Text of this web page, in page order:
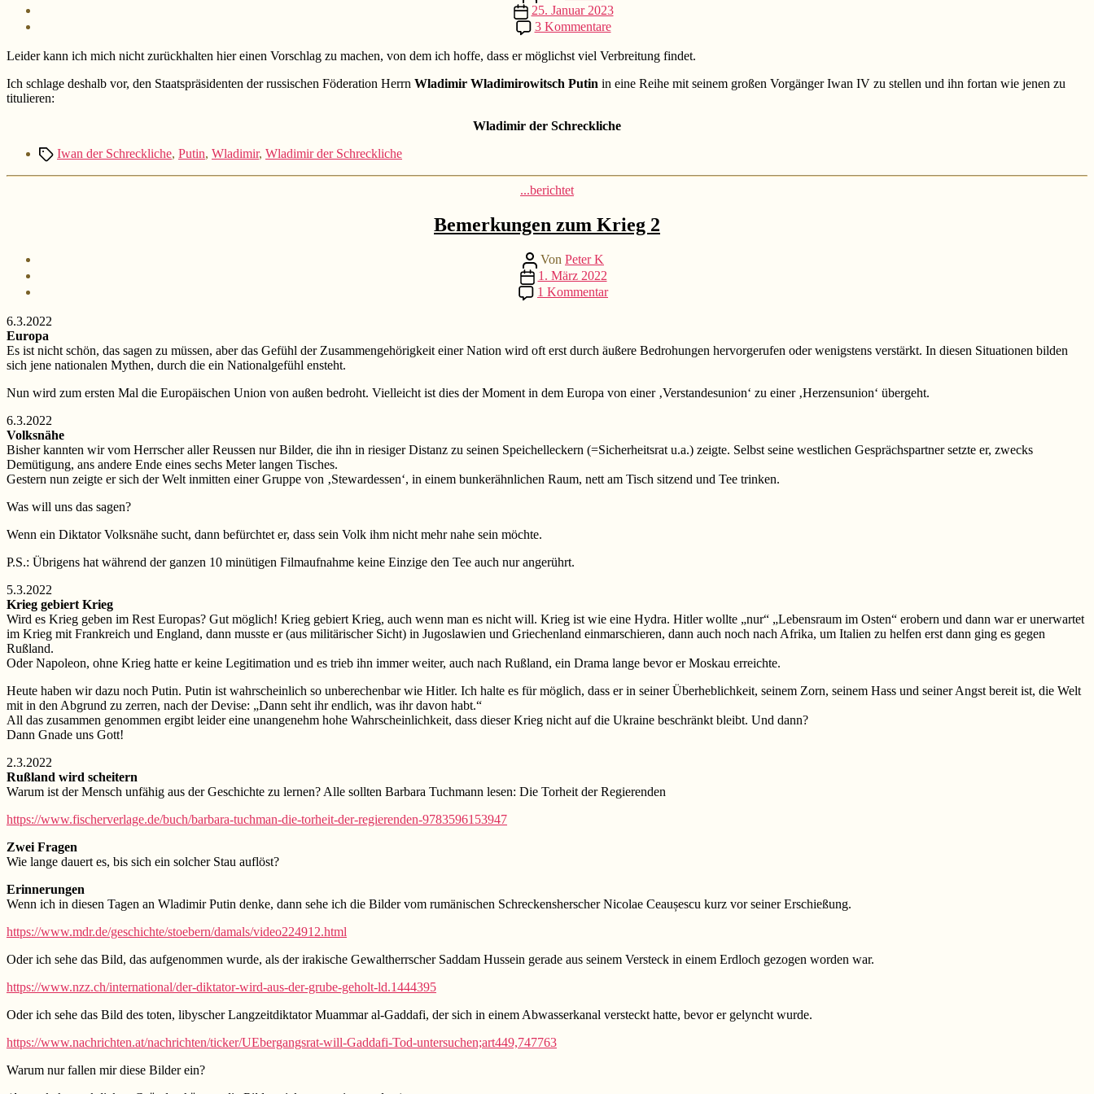
Beitragsdatum
25. Januar 2023
3 Kommentarezu
zu
Putin
Leider kann ich mich nicht zurückhalten hier einen Vorschlag zu machen, von dem ich hoffe, dass er möglichst viel Verbreitung findet.
Ich schlage deshalb vor, den Staatspräsidenten der russischen Föderation Herrn Wladimir Wladimirowitsch Putin in eine Reihe mit seinem großen Vorgänger Iwan IV zu stellen und ihn fortan wie jenen zu
titulieren:
Wladimir der Schreckliche
Schlagwörter
Iwan der Schreckliche, Putin, Wladimir, Wladimir der Schreckliche
Kategorien
...berichtet
Bemerkungen zum Krieg 2
Beitragsautor
Von Peter K
Beitragsdatum
1. März 2022
1 Kommentarzu
2
6.3.2022
Europa
Es ist nicht schön, das sagen zu müssen, aber das Gefühl der Zusammengehörigkeit einer Nation wird oft erst durch äußere Bedrohungen hervorgerufen oder wenigstens verstärkt. In diesen Situationen bilden
sich jene nationalen Mythen, durch die ein Nationalgefühl ensteht.
Nun wird zum ersten Mal die Europäischen Union von außen bedroht. Vielleicht ist dies der Moment in dem Europa von einer ‚Verstandesunion‘ zu einer ‚Herzensunion‘ übergeht.
6.3.2022
Volksnähe
Bisher kannten wir vom Herrscher aller Reussen nur Bilder, die ihn in riesiger Distanz zu seinen Speichelleckern (=Sicherheitsrat u.a.) zeigte. Selbst seine westlichen Gesprächspartner setzte er, zwecks
Demütigung, ans andere Ende eines sechs Meter langen Tisches.
Gestern nun zeigte er sich der Welt inmitten einer Gruppe von ‚Stewardessen‘, in einem bunkerähnlichen Raum, nett am Tisch sitzend und Tee trinken.
Was will uns das sagen?
Wenn ein Diktator Volksnähe sucht, dann befürchtet er, dass sein Volk ihm nicht mehr nahe sein möchte.
P.S.: Übrigens hat während der ganzen 10 minütigen Filmaufnahme keine Einzige den Tee auch nur angerührt.
5.3.2022
Krieg gebiert Krieg
Wird es Krieg geben im Rest Europas? Gut möglich! Krieg gebiert Krieg, auch wenn man es nicht will. Krieg ist wie eine Hydra. Hitler wollte „nur“ „Lebensraum im Osten“ erobern und dann war er unerwartet
im Krieg mit Frankreich und England, dann musste er (aus militärischer Sicht) in Jugoslawien und Griechenland einmarschieren, dann auch noch nach Afrika, um Italien zu helfen erst dann ging es gegen
Rußland.
Oder Napoleon, ohne Krieg hatte er keine Legitimation und es trieb ihn immer weiter, auch nach Rußland, ein Drama lange bevor er Moskau erreichte.
Heute haben wir dazu noch Putin. Putin ist wahrscheinlich so unberechenbar wie Hitler. Ich halte es für möglich, dass er in seiner Überheblichkeit, seinem Zorn, seinem Hass und seiner Angst bereit ist, die Welt
mit in den Abgrund zu zerren, nach der Devise: „Dann seht ihr endlich, was ihr davon habt.“
All das zusammen genommen ergibt leider eine unangenehm hohe Wahrscheinlichkeit, dass dieser Krieg nicht auf die Ukraine beschränkt bleibt. Und dann?
Dann Gnade uns Gott!
2.3.2022
Rußland wird scheitern
Warum ist der Mensch unfähig aus der Geschichte zu lernen? Alle sollten Barbara Tuchmann lesen: Die Torheit der Regierenden
https://www.fischerverlage.de/buch/barbara-tuchman-die-torheit-der-regierenden-9783596153947
Zwei Fragen
Wie lange dauert es, bis sich ein solcher Stau auflöst?
Erinnerungen
Wenn ich in diesen Tagen an Wladimir Putin denke, dann sehe ich die Bilder vom rumänischen Schreckensherscher Nicolae Ceaușescu kurz vor seiner Erschießung.
https://www.mdr.de/geschichte/stoebern/damals/video224912.html
Oder ich sehe das Bild, das aufgenommen wurde, als der irakische Gewaltherrscher Saddam Hussein gerade aus seinem Versteck in einem Erdloch gezogen worden war.
https://www.nzz.ch/international/der-diktator-wird-aus-der-grube-geholt-ld.1444395
Oder ich sehe das Bild des toten, libyscher Langzeitdiktator Muammar al-Gaddafi, der sich in einem Abwasserkanal versteckt hatte, bevor er gelyncht wurde.
https://www.nachrichten.at/nachrichten/ticker/UEbergangsrat-will-Gaddafi-Tod-untersuchen;art449,747763
Warum nur fallen mir diese Bilder ein?